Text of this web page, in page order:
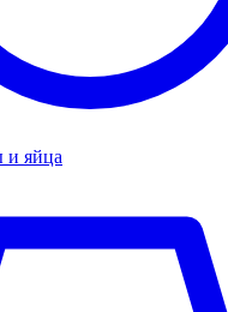
и яйца